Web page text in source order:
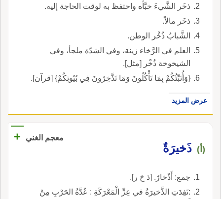
ذخَر الشَّيءَ خبَّأه واحتفظ به لوقت الحاجة إليه.
ذخَر مالاً.
الشَّبابُ ذُخْر الوطن.
العلم في الرَّخاء زينة، وفي الشدّة ملجأ، وفي
الشيخوخة ذُخْر [مثل].
{وَأُنَبِّئُكُمْ بِمَا تَأْكُلُونَ وَمَا تَذَّخِرُونَ فِي بُيُوتِكُمْ} [قرآن].
عرض المزيد
معجم الغني +
(أ) ذَخيرَةٌ
جمع: أَذْخارٌ. [ذ خ ر].
:نَفِدَتِ الذَّخيرَةُ في عِزِّ الْمَعْرَكَةِ : عُدَّةُ الحَرْبِ مِنْ